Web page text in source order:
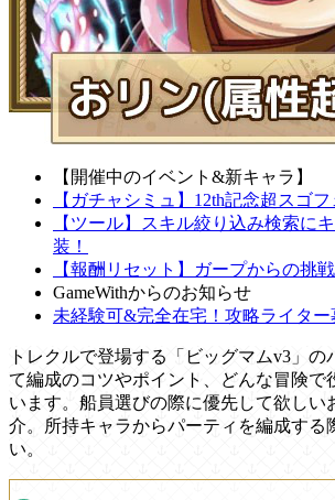
【開催中のイベント&新キャラ】
【ガチャシミュ】12th記念超スゴフ
【ツール】スキル絞り込み検索に
装！
【報酬リセット】ガープからの挑
GameWithからのお知らせ
未経験可&完全在宅！攻略ライター
トレクルで登場する「ビッグマムv3」の
て編成のコツやポイント、どんな冒険で
います。船員選びの際に優先して欲しい
介。所持キャラからパーティを編成する
い。